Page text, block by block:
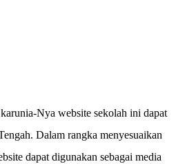
Nya website sekolah ini dapat
Dalam rangka menyesuaikan
dapat digunakan sebagai media